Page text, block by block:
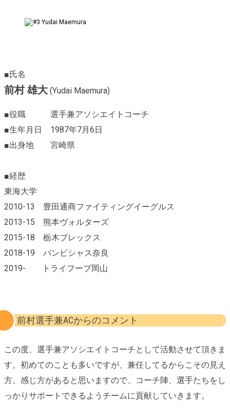
■氏名
前村 雄大 (Yudai Maemura)
■役職 選手兼アソシエイトコーチ
■生年月日 1987年7月6日
■出身地 宮崎県
■経歴
東海大学
2010-13 豊田通商ファイティングイーグルス
2013-15 熊本ヴォルターズ
2015-18 栃木ブレックス
2018-19 バンビシャス奈良
2019- トライフープ岡山
前村選手兼ACからのコメント
この度、選手兼アソシエイトコーチとして活動させて頂きま
す。初めてのことも多いですが、兼任してるからこその見え
方、感じ方があると思いますので、コーチ陣、選手たちをし
っかりサポートできるようチームに貢献していきます。